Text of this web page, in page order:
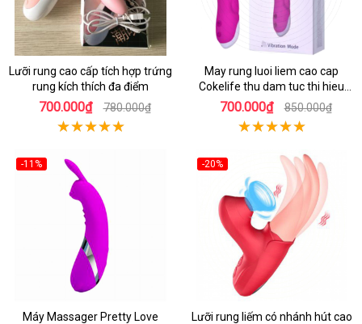
Lưỡi rung cao cấp tích hợp trứng
rung kích thích đa điểm
700.000₫ 780.000₫
May rung luoi liem cao cap
Cokelife thu dam tuc thi hieu
qua
700.000₫ 850.000₫
-11%
Máy Massager Pretty Love
-20%
Lưỡi rung liếm có nhánh hút cao